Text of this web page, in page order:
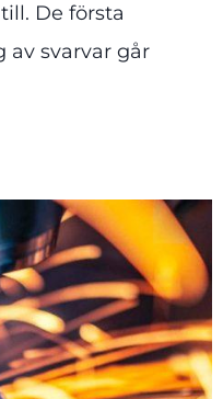
De första
av svarvar går